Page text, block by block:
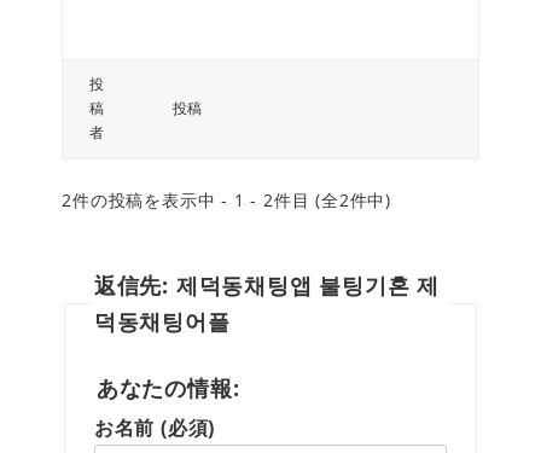
投
稿
者
投稿
2件の投稿を表示中 - 1 - 2件目 (全2件中)
返信先: 제덕동채팅앱 불팅기혼 제
덕동채팅어플
あなたの情報:
お名前 (必須)